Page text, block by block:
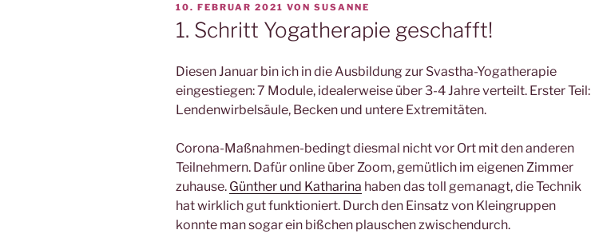
VERÖFFENTLICHT
AM
10. FEBRUAR 2021 VON SUSANNE
1. Schritt Yogatherapie geschafft!
Diesen Januar bin ich in die Ausbildung zur Svastha-Yogatherapie
eingestiegen: 7 Module, idealerweise über 3-4 Jahre verteilt. Erster Teil:
Lendenwirbelsäule, Becken und untere Extremitäten.
Corona-Maßnahmen-bedingt diesmal nicht vor Ort mit den anderen
Teilnehmern. Dafür online über Zoom, gemütlich im eigenen Zimmer
zuhause. Günther und Katharina haben das toll gemanagt, die Technik
hat wirklich gut funktioniert. Durch den Einsatz von Kleingruppen
konnte man sogar ein bißchen plauschen zwischendurch.